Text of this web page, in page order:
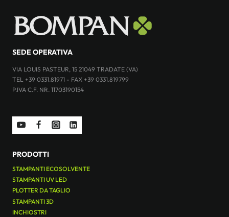
SEDE OPERATIVA
VIA LOUIS PASTEUR, 15 21049 TRADATE (VA)
TEL +39 0331.81971 - FAX +39 0331.819799
P.IVA C.F. NR. 11703190154
PRODOTTI
STAMPANTI ECOSOLVENTE
STAMPANTI UV LED
PLOTTER DA TAGLIO
STAMPANTI 3D
INCHIOSTRI